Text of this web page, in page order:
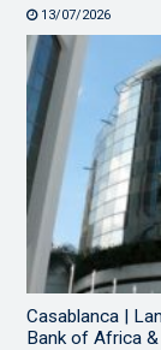
13/07/2026
Casablanca |
Bank of Africa